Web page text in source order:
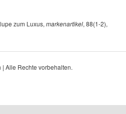
zum Luxus,markenartikel, 88(1-2),
Alle Rechte vorbehalten.